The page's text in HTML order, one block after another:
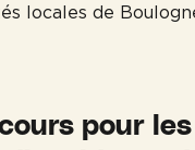
locales de
pour les